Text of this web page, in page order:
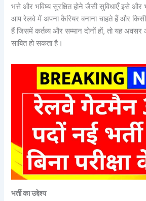
भत्ते और भविष्य सुरक्षित होने जैसी सुविधाएँ इसे और
आप रेलवे में अपना कैरियर बनाना चाहते हैं और
हैं जिसमें कर्तव्य और सम्मान दोनों हों, तो यह
साबित हो सकता है।
भर्ती का उद्देश्य